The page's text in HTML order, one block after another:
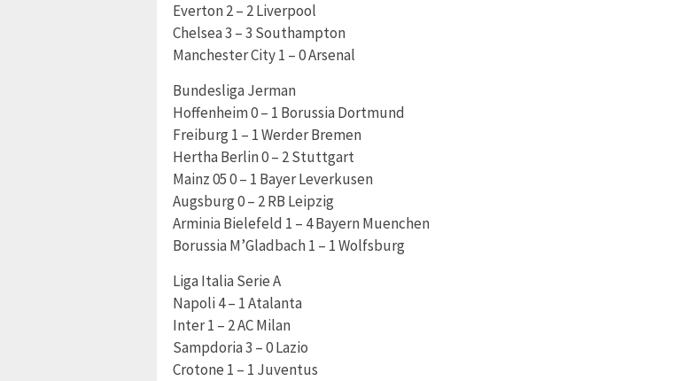
Everton 2 – 2 Liverpool
Chelsea 3 – 3 Southampton
Manchester City 1 – 0 Arsenal
Bundesliga Jerman
Hoffenheim 0 – 1 Borussia Dortmund
Freiburg 1 – 1 Werder Bremen
Hertha Berlin 0 – 2 Stuttgart
Mainz 05 0 – 1 Bayer Leverkusen
Augsburg 0 – 2 RB Leipzig
Arminia Bielefeld 1 – 4 Bayern Muenchen
Borussia M’Gladbach 1 – 1 Wolfsburg
Liga Italia Serie A
Napoli 4 – 1 Atalanta
Inter 1 – 2 AC Milan
Sampdoria 3 – 0 Lazio
Crotone 1 – 1 Juventus